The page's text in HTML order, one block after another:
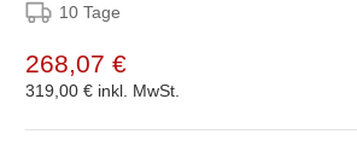
10 Tage
268,07 €
319,00 € inkl. MwSt.